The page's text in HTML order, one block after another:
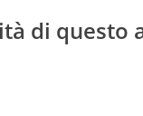
di questo